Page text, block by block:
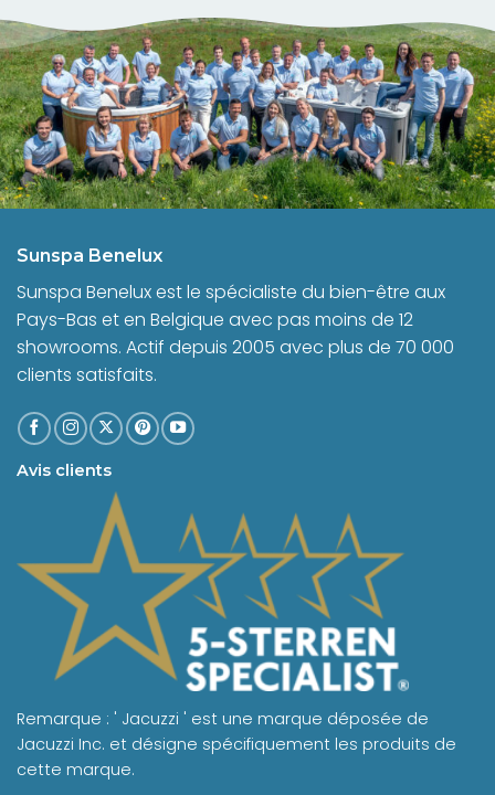
Sunspa Benelux
Sunspa Benelux est le spécialiste du bien-être aux
Pays-Bas et en Belgique avec pas moins de 12
showrooms. Actif depuis 2005 avec plus de 70 000
clients satisfaits.
Avis clients
Remarque : ' Jacuzzi ' est une marque déposée de
Jacuzzi Inc. et désigne spécifiquement les produits de
cette marque.